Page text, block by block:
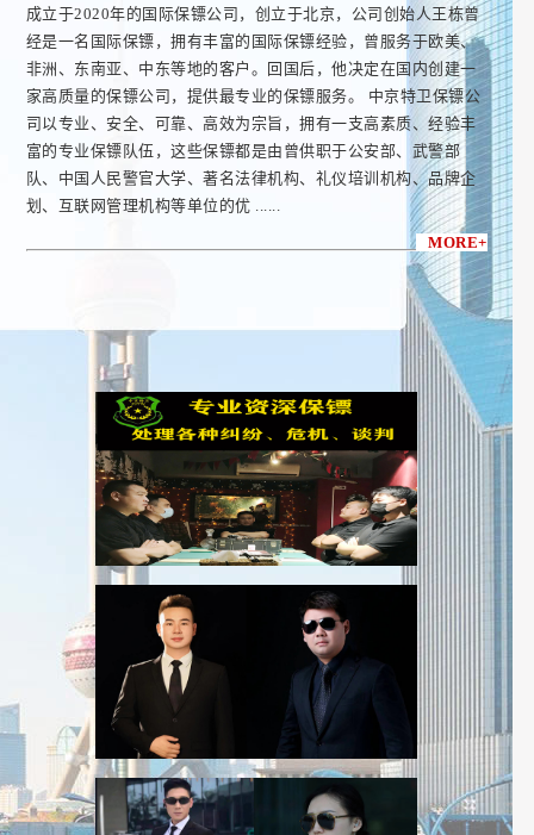
成立于2020年的国际保镖公司，创立于北京，公司创始人王栋曾
经是一名国际保镖，拥有丰富的国际保镖经验，曾服务于欧美、
非洲、东南亚、中东等地的客户。回国后，他决定在国内创建一
家高质量的保镖公司，提供最专业的保镖服务。 中京特卫保镖公
司以专业、安全、可靠、高效为宗旨，拥有一支高素质、经验丰
富的专业保镖队伍，这些保镖都是由曾供职于公安部、武警部
队、中国人民警官大学、著名法律机构、礼仪培训机构、品牌企
划、互联网管理机构等单位的优 ......
MORE+